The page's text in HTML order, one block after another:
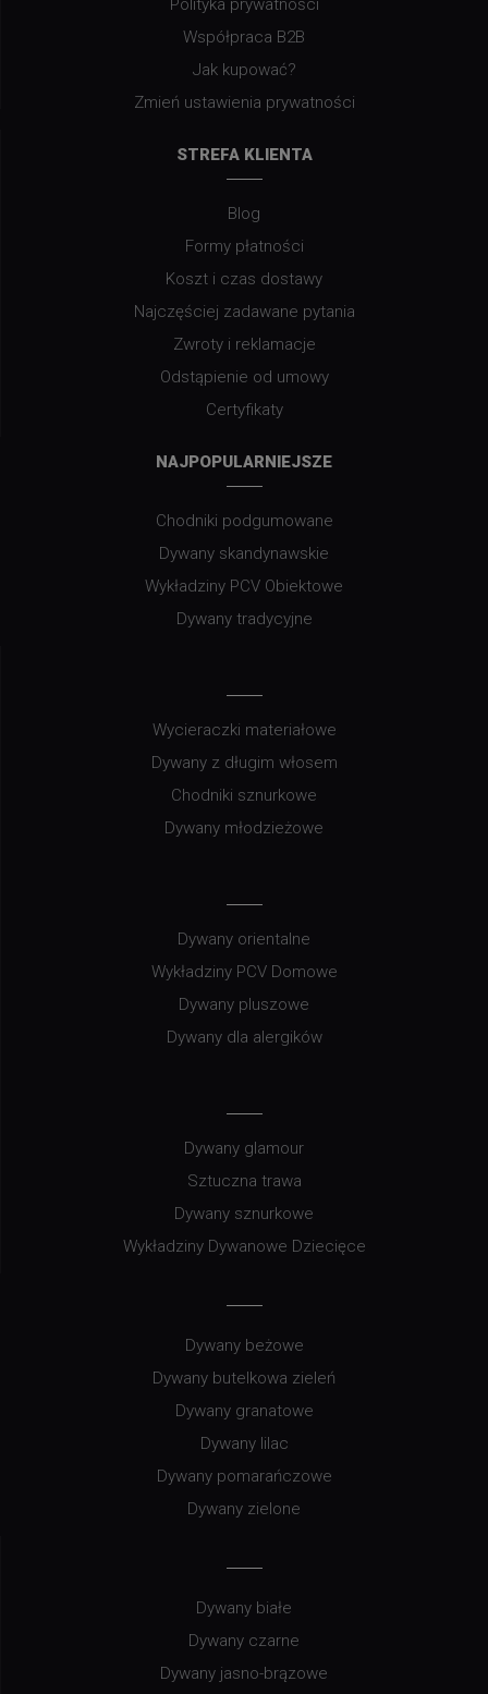
Współpraca B2B
Jak kupować?
Zmień ustawienia prywatności
STREFA KLIENTA
Blog
Formy płatności
Koszt i czas dostawy
Najczęściej zadawane pytania
Zwroty i reklamacje
Odstąpienie od umowy
Certyfikaty
NAJPOPULARNIEJSZE
Chodniki podgumowane
Dywany skandynawskie
Wykładziny PCV Obiektowe
Dywany tradycyjne
Wycieraczki materiałowe
Dywany z długim włosem
Chodniki sznurkowe
Dywany młodzieżowe
Dywany orientalne
Wykładziny PCV Domowe
Dywany pluszowe
Dywany dla alergików
Dywany glamour
Sztuczna trawa
Dywany sznurkowe
Wykładziny Dywanowe Dziecięce
Dywany beżowe
Dywany butelkowa zieleń
Dywany granatowe
Dywany lilac
Dywany pomarańczowe
Dywany zielone
Dywany białe
Dywany czarne
Dywany jasno-brązowe